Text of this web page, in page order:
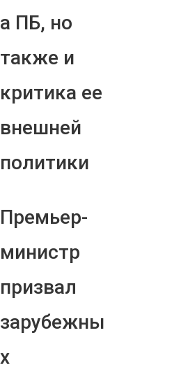
а ПБ, но
также и
критика ее
внешней
политики
Премьер-
министр
призвал
зарубежны
х